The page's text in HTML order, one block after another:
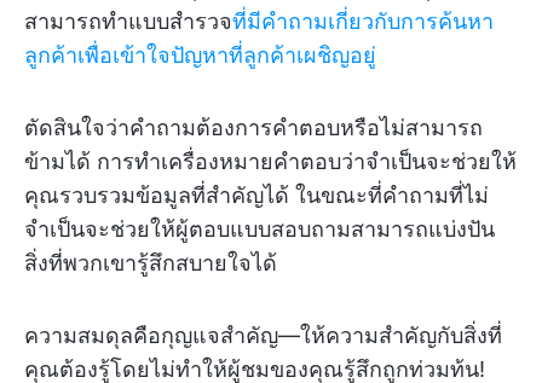
สามารถทำแบบสำรวจที่มีคำถามเกี่ยวกับการค้นหา
ลูกค้าเพื่อเข้าใจปัญหาที่ลูกค้าเผชิญอยู่
ตัดสินใจว่าคำถามต้องการคำตอบหรือไม่สามารถ
ข้ามได้ การทำเครื่องหมายคำตอบว่าจำเป็นจะช่วยให้
คุณรวบรวมข้อมูลที่สำคัญได้ ในขณะที่คำถามที่ไม่
จำเป็นจะช่วยให้ผู้ตอบแบบสอบถามสามารถแบ่งปัน
สิ่งที่พวกเขารู้สึกสบายใจได้
ความสมดุลคือกุญแจสำคัญ—ให้ความสำคัญกับสิ่งที่
คุณต้องรู้โดยไม่ทำให้ผู้ชมของคุณรู้สึกถูกท่วมท้น!